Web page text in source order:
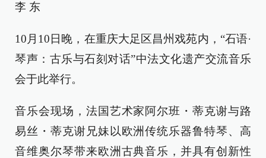
李 东
10月10日晚，在重庆大足区昌州戏苑内，“石语·
琴声：古乐与石刻对话”中法文化遗产交流音乐
会于此举行。
音乐会现场，法国艺术家阿尔班・蒂克谢与路
易丝・蒂克谢兄妹以欧洲传统乐器鲁特琴、高
音维奥尔琴带来欧洲古典音乐，并具有创新性